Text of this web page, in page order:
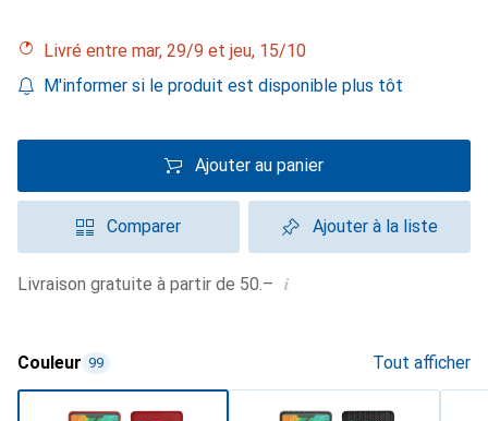
Livré entre mar, 29/9 et jeu, 15/10
M'informer si le produit est disponible plus tôt
Ajouter au panier
Comparer Ajouter à la liste
Livraison gratuite à partir de 50.– i
Couleur 99 Tout afficher